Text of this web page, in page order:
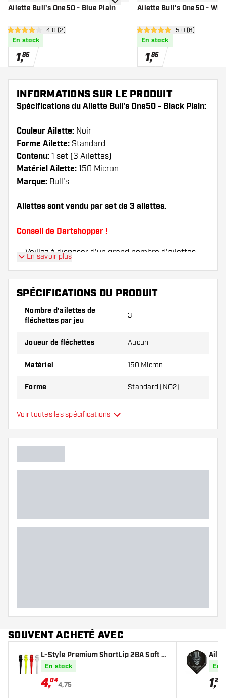
Ailette Bull's One50 - Blue Plain
ouvrir le panneau des avis
4 étoiles de notation
4.0 (2)
En stock
1,85
ajouter à la liste de souhaits
Ailette Bull's One50 -
ouvrir le
5 étoiles de notation
5.0 (6)
En stock
1,85
INFORMATIONS SUR LE PRODUIT
Spécifications du Ailette Bull's One50 - Black Plain:
Couleur Ailette: Noir
Forme Ailette: Standard
Contenu: 1 set (3 Ailettes)
Matériel Ailette: 150 Micron
Marque: Bull's
Ailettes sont vendu par set de 3 ailettes.
Conseil de Dartshopper !
Veillez à disposer d'un grand nombre d'ailettes
cassés à l'usage.
Essayez une forme, un matériau ou une
épaisseur différents des ailettes pour découvrir
En savoir plus
SPÉCIFICATIONS DU PRODUIT
Nombre d'ailettes de
fléchettes par jeu
3
Joueur de fléchettes Aucun
Matériel 150 Micron
Forme Standard (NO2)
Type
Flexibilité
Voir toutes les spécifications
SOUVENT ACHETÉ AVEC
L-Style Premium ShortLip 2BA Soft T
ips
En stock
4,04
4,75
En
1,20